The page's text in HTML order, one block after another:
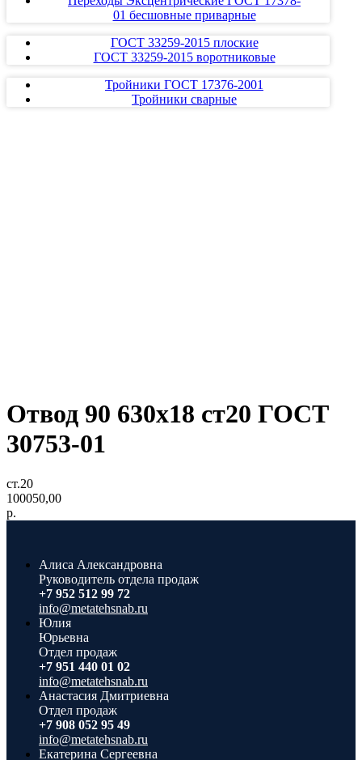
01 бесшовные приварные
ГОСТ 33259-2015 плоские
ГОСТ 33259-2015 воротниковые
Тройники ГОСТ 17376-2001
Тройники сварные
Отвод 90 630x18 ст20 ГОСТ
30753-01
ст.20
100050,00
р.
Алиса Александровна
Руководитель отдела продаж
+7 952 512 99 72
info@metatehsnab.ru
Юлия
Юрьевна
Отдел продаж
+7 951 440 01 02
info@metatehsnab.ru
Анастасия Дмитриевна
Отдел продаж
+7 908 052 95 49
info@metatehsnab.ru
Екатерина Сергеевна